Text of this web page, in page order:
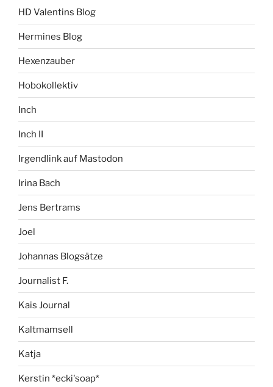
HD Valentins Blog
Hermines Blog
Hexenzauber
Hobokollektiv
Inch
Inch II
Irgendlink auf Mastodon
Irina Bach
Jens Bertrams
Joel
Johannas Blogsätze
Journalist F.
Kais Journal
Kaltmamsell
Katja
Kerstin *ecki'soap*